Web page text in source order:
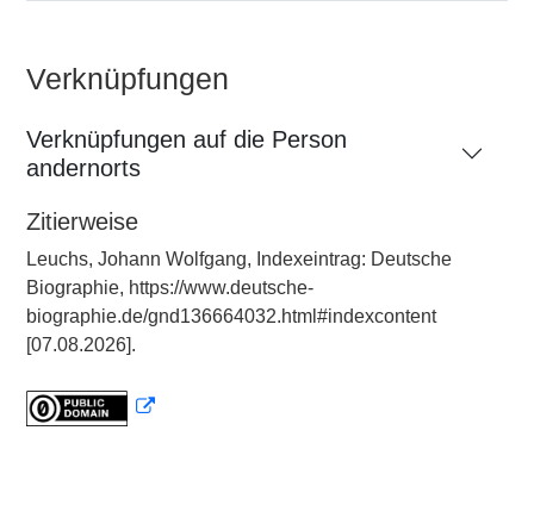
Verknüpfungen
Verknüpfungen auf die Person
andernorts
Zitierweise
Leuchs, Johann Wolfgang, Indexeintrag: Deutsche
Biographie, https://www.deutsche-
biographie.de/gnd136664032.html#indexcontent
[07.08.2026].